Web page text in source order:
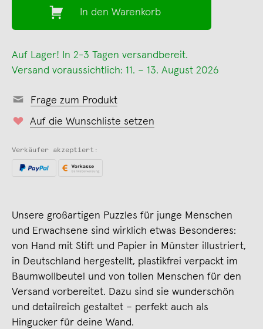
In den Warenkorb
Auf Lager! In 2-3 Tagen versandbereit.
Versand voraussichtlich: 11. – 13. August 2026
Frage zum Produkt
Auf die Wunschliste setzen
Verkäufer akzeptiert:
Unsere großartigen Puzzles für junge Menschen
und Erwachsene sind wirklich etwas Besonderes:
von Hand mit Stift und Papier in Münster illustriert,
in Deutschland hergestellt, plastikfrei verpackt im
Baumwollbeutel und von tollen Menschen für den
Versand vorbereitet. Dazu sind sie wunderschön
und detailreich gestaltet – perfekt auch als
Hingucker für deine Wand.